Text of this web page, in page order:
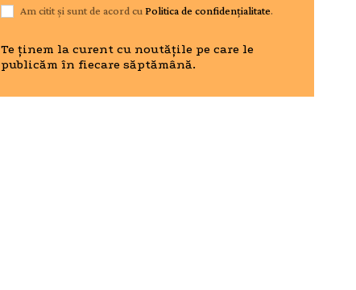
Am citit și sunt de acord cuPolitica de confidențialitate.
Te ținem la curent cu noutățile pe care le
publicăm în fiecare săptămână.